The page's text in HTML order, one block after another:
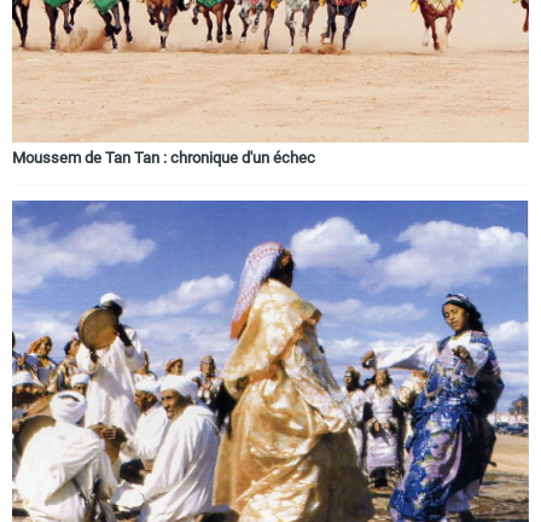
Moussem de Tan Tan : chronique d'un échec